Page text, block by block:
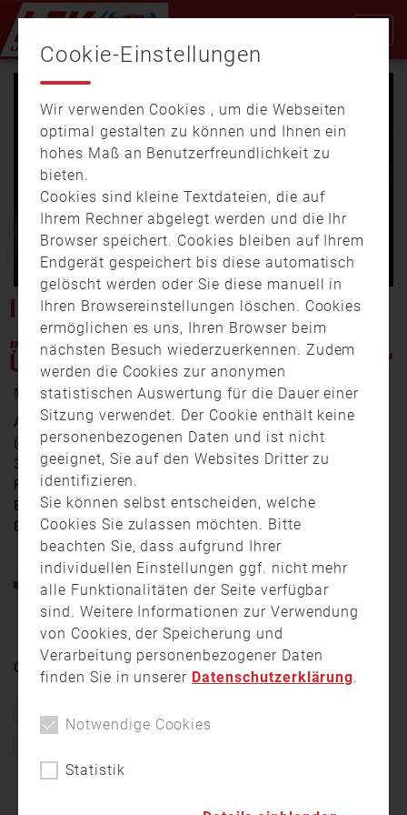
Video
IRRFAHRT BEI NAILA:
„FAHRZEUG IST 200 METER
ÜBER EINE WIESE GEFAHREN“
27. März 2023 11:27
Am frühen Montagmorgen (27. März) kam es bei Naila
(Landkreis Hof) zu einer spektakulären Irrfahrt eines
37-jährigen Amerikaners. Laut Polizei soll der Pkw-
Fahrer deutlich alkoholisiert gewesen sein. Zum
Einsatzgeschehen ein Statement von Andre Brand,
Einsatzleiter bei der Feuerwehr Culmitz.
Mehr zu der spektakulären Irrfahrt auf unserer
Newsseite!
Quelle:TV Oberfranken
Bayern
Cookie-Einstellungen
Wir verwenden Cookies , um die Webseiten
optimal gestalten zu können und Ihnen ein
hohes Maß an Benutzerfreundlichkeit zu
bieten.
Cookies sind kleine Textdateien, die auf
Ihrem Rechner abgelegt werden und die Ihr
Browser speichert. Cookies bleiben auf Ihrem
Endgerät gespeichert bis diese automatisch
gelöscht werden oder Sie diese manuell in
Ihren Browsereinstellungen löschen. Cookies
ermöglichen es uns, Ihren Browser beim
nächsten Besuch wiederzuerkennen. Zudem
werden die Cookies zur anonymen
statistischen Auswertung für die Dauer einer
Sitzung verwendet. Der Cookie enthält keine
personenbezogenen Daten und ist nicht
geeignet, Sie auf den Websites Dritter zu
identifizieren.
Sie können selbst entscheiden, welche
Cookies Sie zulassen möchten. Bitte
beachten Sie, dass aufgrund Ihrer
individuellen Einstellungen ggf. nicht mehr
alle Funktionalitäten der Seite verfügbar
sind. Weitere Informationen zur Verwendung
von Cookies, der Speicherung und
Verarbeitung personenbezogener Daten
finden Sie in unserer Datenschutzerklärung.
Notwendige Cookies
Statistik